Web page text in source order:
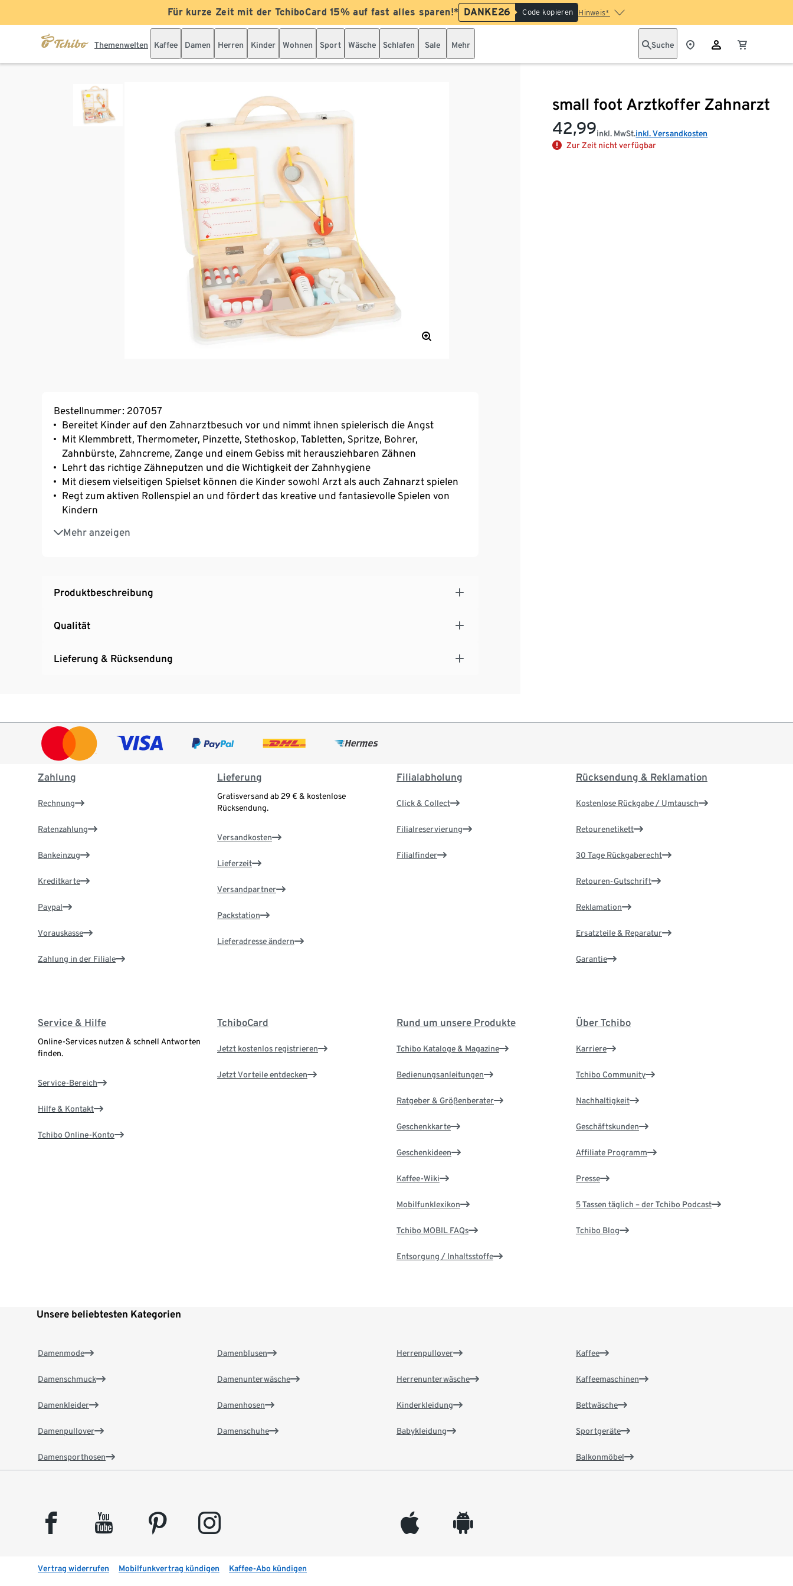
Für kurze Zeit mit der TchiboCard 15% auf fast alles sparen!* DANKE26 Code kopieren Hinweis*
Themenwelten Kaffee Damen Herren Kinder Wohnen Sport Wäsche Schlafen Sale Mehr Suche
small foot Arztkoffer Zahnarzt
42,99inkl. MwSt.inkl. Versandkosten
Zur Zeit nicht verfügbar
Bestellnummer: 207057
Bereitet Kinder auf den Zahnarztbesuch vor und nimmt ihnen spielerisch die Angst
Mit Klemmbrett, Thermometer, Pinzette, Stethoskop, Tabletten, Spritze, Bohrer,
Zahnbürste, Zahncreme, Zange und einem Gebiss mit herausziehbaren Zähnen
Lehrt das richtige Zähneputzen und die Wichtigkeit der Zahnhygiene
Mit diesem vielseitigen Spielset können die Kinder sowohl Arzt als auch Zahnarzt spielen
Regt zum aktiven Rollenspiel an und fördert das kreative und fantasievolle Spielen von
Kindern
Mehr anzeigen
Ideal zum Mitnehmen und für unterwegs
Produktbeschreibung
Qualität
Lieferung & Rücksendung
Zahlung
Rechnung
Ratenzahlung
Bankeinzug
Kreditkarte
Paypal
Vorauskasse
Zahlung in der Filiale
Lieferung
Gratisversand ab 29 € & kostenlose
Rücksendung.
Versandkosten
Lieferzeit
Versandpartner
Packstation
Lieferadresse ändern
Filialabholung
Click & Collect
Filialreservierung
Filialfinder
Rücksendung & Reklamation
Kostenlose Rückgabe / Umtausch
Retourenetikett
30 Tage Rückgaberecht
Retouren-Gutschrift
Reklamation
Ersatzteile & Reparatur
Garantie
Service & Hilfe
Online-Services nutzen & schnell Antworten
finden.
Service-Bereich
Hilfe & Kontakt
Tchibo Online-Konto
TchiboCard
Jetzt kostenlos registrieren
Jetzt Vorteile entdecken
Rund um unsere Produkte
Tchibo Kataloge & Magazine
Bedienungsanleitungen
Ratgeber & Größenberater
Geschenkkarte
Geschenkideen
Kaffee-Wiki
Mobilfunklexikon
Tchibo MOBIL FAQs
Entsorgung / Inhaltsstoffe
Über Tchibo
Karriere
Tchibo Community
Nachhaltigkeit
Geschäftskunden
Affiliate Programm
Presse
5 Tassen täglich – der Tchibo Podcast
Tchibo Blog
Unsere beliebtesten Kategorien
Damenmode
Damenschmuck
Damenkleider
Damenpullover
Damensporthosen
Damenblusen
Damenunterwäsche
Damenhosen
Damenschuhe
Herrenpullover
Herrenunterwäsche
Kinderkleidung
Babykleidung
Kaffee
Kaffeemaschinen
Bettwäsche
Sportgeräte
Balkonmöbel
facebook youtube pinterest instagram appleinc android
Vertrag widerrufen Mobilfunkvertrag kündigen Kaffee-Abo kündigen